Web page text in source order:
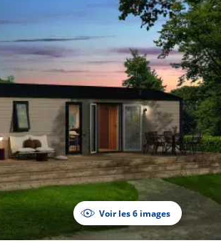
Voir les 6 images